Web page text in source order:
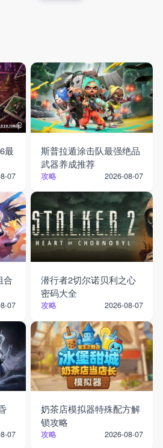
最
07
斯普拉遁涂击队最强绝品
武器养成推荐
攻略 2026-08-07
合
07
潜行者2切尔诺贝利之心
密码大全
攻略 2026-08-07
07
奶茶店模拟器特殊配方解
锁攻略
攻略 2026-08-07